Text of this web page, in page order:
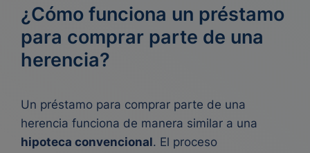
¿Cómo funciona un préstamo
para comprar parte de una
herencia?
Un préstamo para comprar parte de una
herencia funciona de manera similar a una
hipoteca convencional. El proceso